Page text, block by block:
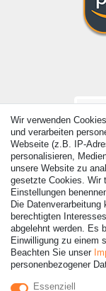
© Copyright
vorbehalten.
Grundpreise
Deutschland!
Wir verwenden
und verarbeiten
Webseite (z.B. IP-
personalisieren,
unsere Website zu
gesetzte Cookies. Wir
Einstellungen
Die
berechtigten
abgelehnt werden. Es
Einwilligung zu einem
Beachten Sie unser
personenbezogener
Essenziell